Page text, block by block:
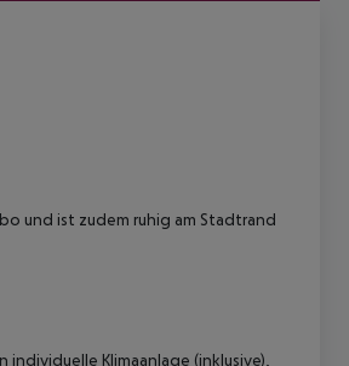
und ist zudem ruhig am Stadtrand
Klimaanlage (inklusive),